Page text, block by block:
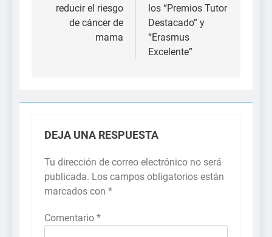
reducir el riesgo
de cáncer de
mama
los “Premios Tutor
Destacado” y
“Erasmus
Excelente”
DEJA UNA RESPUESTA
Tu dirección de correo electrónico no será
publicada. Los campos obligatorios están
marcados con *
Comentario *